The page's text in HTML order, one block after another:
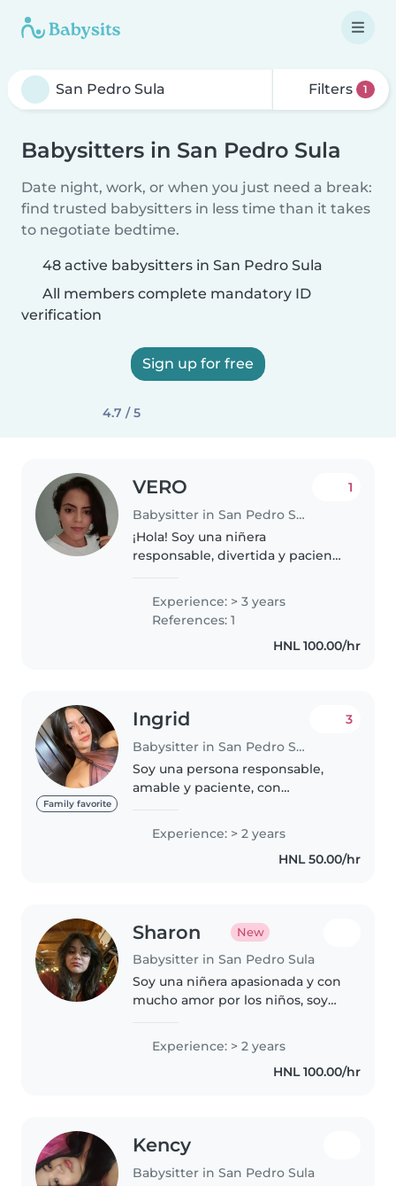
Filters 1
Babysitters in San Pedro Sula
Date night, work, or when you just need a break:
find trusted babysitters in less time than it takes
to negotiate bedtime.
48 active babysitters in San Pedro Sula
All members complete mandatory ID
verification
Sign up for free
4.7 / 5
VERO
Babysitter in San Pedro Sula
1
¡Hola! Soy una niñera
responsable, divertida y paciente
experiencia cuidando bebés.
Tengo mi bachillerato y me
encanta jugar con los niños.
Experience: > 3 years
References: 1
HNL 100.00/hr
Family favorite
Ingrid
Babysitter in San Pedro Sula
3
Soy una persona responsable,
amable y paciente, con
ambiente seguro y de confianza,
ayudando con su alimentación,
Experience: > 2 years
HNL 50.00/hr
Sharon New
Babysitter in San Pedro Sula
Soy una niñera apasionada y con
mucho amor por los niños, soy
creativa, me encanta sacar cada
día una idea nueva de juego o
aprendizaje para ellos. Estudio..
Experience: > 2 years
HNL 100.00/hr
Kency
Babysitter in San Pedro Sula